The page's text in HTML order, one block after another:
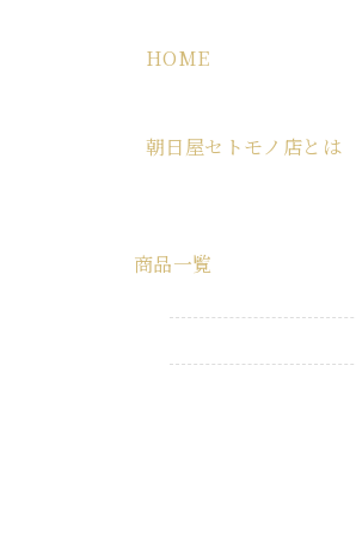
HOME
朝日屋セトモノ店とは
商品一覧
すべての商品
業務用品